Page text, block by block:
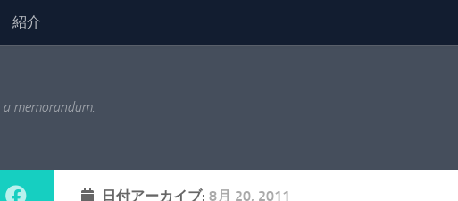
紹介
a memorandum.
日付アーカイブ: 8月 20, 2011